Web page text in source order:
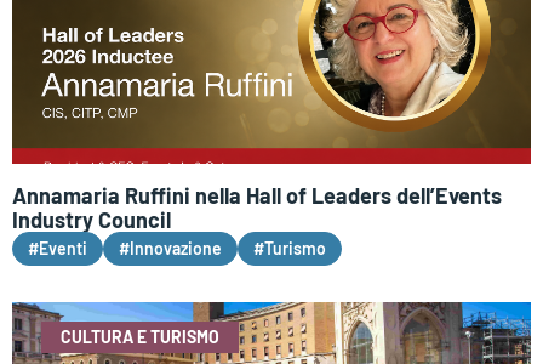
Annamaria Ruffini nella Hall of Leaders dell’Events
Industry Council
#Eventi #Innovazione #Turismo
CULTURA E TURISMO